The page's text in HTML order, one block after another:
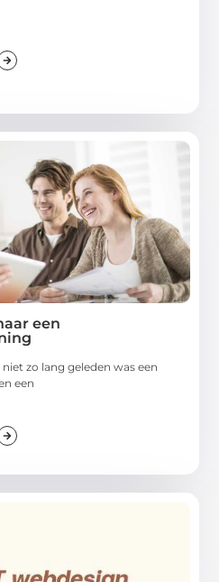
een
zo lang geleden was een
een